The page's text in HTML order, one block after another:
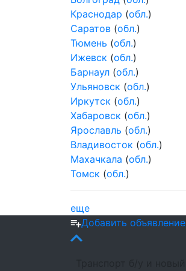
Краснодар (обл.)
Саратов (обл.)
Тюмень (обл.)
Ижевск (обл.)
Барнаул (обл.)
Ульяновск (обл.)
Иркутск (обл.)
Хабаровск (обл.)
Ярославль (обл.)
Владивосток (обл.)
Махачкала (обл.)
Томск (обл.)
еще
Добавить объявление